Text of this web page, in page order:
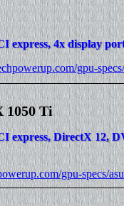
express, 4x display
gpu-
1050 Ti
express, DirectX 12,
gpu-specs/